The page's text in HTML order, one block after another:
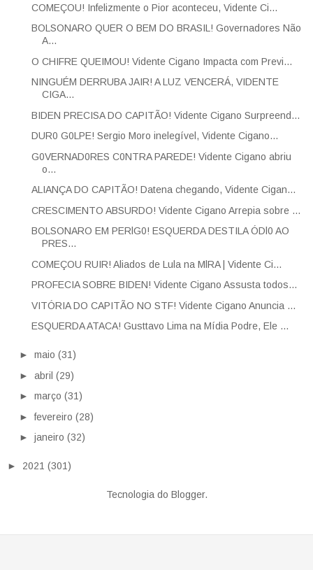
COMEÇOU! Infelizmente o Pior aconteceu, Vidente Ci...
BOLSONARO QUER O BEM DO BRASIL! Governadores Não
A...
O CHIFRE QUEIMOU! Vidente Cigano Impacta com Previ...
NINGUÉM DERRUBA JAIR! A LUZ VENCERÁ, VIDENTE
CIGA...
BIDEN PRECISA DO CAPITÃO! Vidente Cigano Surpreend...
DUR0 G0LPE! Sergio Moro inelegível, Vidente Cigano...
G0VERNAD0RES C0NTRA PAREDE! Vidente Cigano abriu
o...
ALIANÇA DO CAPITÃO! Datena chegando, Vidente Cigan...
CRESCIMENTO ABSURDO! Vidente Cigano Arrepia sobre ...
BOLSONARO EM PERlG0! ESQUERDA DESTILA ÓDl0 AO
PRES...
COMEÇOU RUIR! Aliados de Lula na MlRA | Vidente Ci...
PROFECIA SOBRE BIDEN! Vidente Cigano Assusta todos...
VITÓRIA DO CAPITÃO NO STF! Vidente Cigano Anuncia ...
ESQUERDA ATACA! Gusttavo Lima na Mídia Podre, Ele ...
► maio (31)
► abril (29)
► março (31)
►fevereiro (28)
► janeiro (32)
► 2021 (301)
Tecnologia do Blogger.